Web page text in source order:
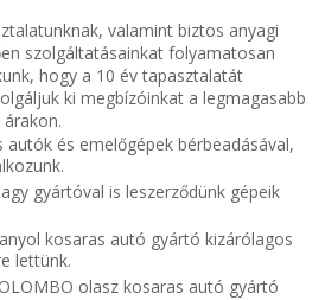
valamint biztos anyagi
szolgáltatásainkat folyamatosan
hogy a 10 év tapasztalatát
ki megbízóinkat a legmagasabb
és emelőgépek bérbeadásával,
gyártóval is leszerződünk gépeik
kosaras autó gyártó kizárólagos
lettünk.
olasz kosaras autó gyártó